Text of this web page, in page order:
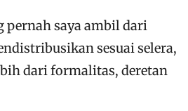
pernah saya ambil dari
sesuai selera,
dari formalitas, deretan